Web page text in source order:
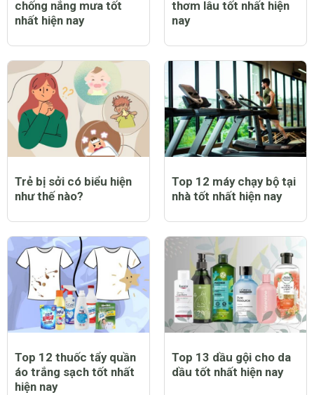
chống nắng mưa tốt
nhất hiện nay
thơm lâu tốt nhất hiện
nay
Trẻ bị sởi có biểu hiện
như thế nào?
Top 12 máy chạy bộ tại
nhà tốt nhất hiện nay
Top 12 thuốc tẩy quần
áo trắng sạch tốt nhất
hiện nay
Top 13 dầu gội cho da
dầu tốt nhất hiện nay